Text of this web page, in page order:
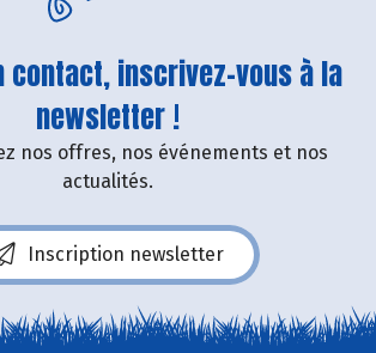
contact, inscrivez-vous à la
newsletter !
nos offres, nos événements et nos
actualités.
Inscription newsletter